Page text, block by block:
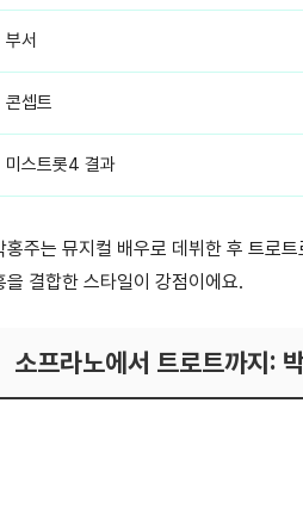
부서
콘셉트
미스트롯4 결과
홍주는 뮤지컬 배우로 데뷔한 후 트로
을 결합한 스타일이 강점이에요.
소프라노에서 트로트까지: